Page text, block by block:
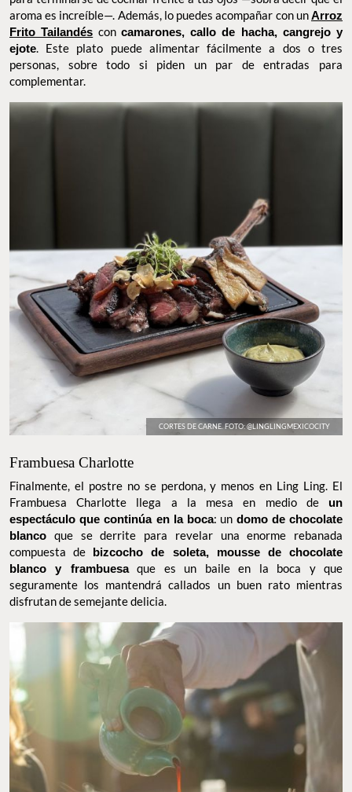
Ribeye Szechuan
Para los carnívoros que no perdonan un buen taco fuerte con
proteína animal, este Ribeye se sazona conechalote, chile rojo,
jengibre y cilantro, y llega a la mesa sobre una piedra hirviendo
para terminarse de cocinar frente a tus ojos —sobra decir que el
aroma es increíble—. Además, lo puedes acompañar con unArroz
Frito Tailandésconcamarones, callo de hacha, cangrejo y ejote
CORTES DE CARNE. FOTO: @LINGLINGMEXICOCITY
Frambuesa Charlotte
Finalmente, el postre no se perdona, y menos en Ling Ling. El
Frambuesa Charlotte llega a la mesa en medio deun
espectáculo que continúa en la boca
: un domo de chocolate
blancoque se derrite para revelar una enorme rebanada
compuesta debizcocho de soleta, mousse de chocolate blanco
y frambuesa
que es un baile en la boca y que seguramente los
mantendrá callados un buen rato mientras disfrutan de
semejante delicia.